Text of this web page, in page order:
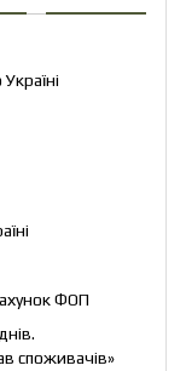
ФОП
споживачів»